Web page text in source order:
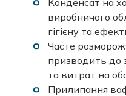
виробничого
гігієну та
Часте
призводить до
та витрат на
Прилипання